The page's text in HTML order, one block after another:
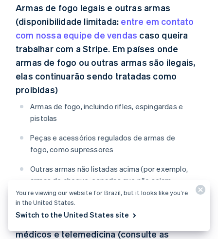
Armas de fogo legais e outras armas
(disponibilidade limitada: entre em contato
com nossa equipe de vendas caso queira
trabalhar com a Stripe. Em países onde
armas de fogo ou outras armas são ilegais,
elas continuarão sendo tratadas como
proibidas)
Armas de fogo, incluindo rifles, espingardas e
pistolas
Peças e acessórios regulados de armas de
fogo, como supressores
Outras armas não listadas acima (por exemplo,
armas de choque, espadas que não sejam
réplicas, spray de pimenta, facões)
Produtos farmacêuticos, dispositivos
médicos e telemedicina (consulte as
You’re viewing our website for Brazil, but it looks like you’re
in the United States.
Switch to the United States site